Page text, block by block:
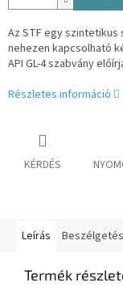
Az STF egy
nehezen kapcsolható
API GL-4 szabvány
Részletes információ
KÉRDÉS
Leírás Beszélgetés
Termék